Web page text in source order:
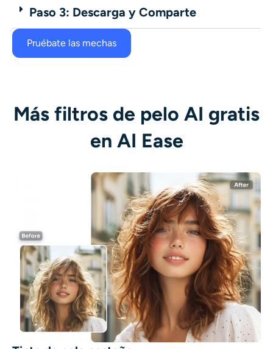
Paso 3: Descarga y Comparte
Pruébate las mechas
Más filtros de pelo AI gratis
en AI Ease